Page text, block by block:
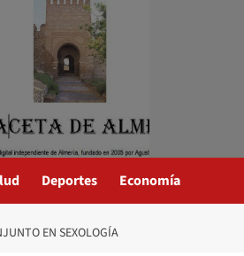
Deportes Economía
EN SEXOLOGÍA